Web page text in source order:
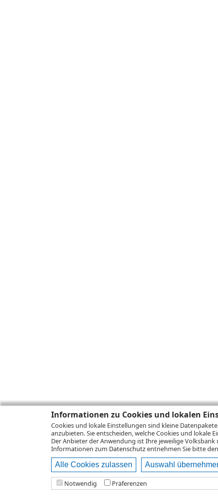
Informationen zu Cookies und lokalen
Cookies und lokale Einstellungen sind kleine
anzubieten. Sie entscheiden, welche Cookies und lokale
Der Anbieter der Anwendung ist Ihre jeweilige Volksbank
Informationen zum Datenschutzentnehmen Sie bitte
Alle Cookies zulassen Auswahl
Notwendig Präferenzen